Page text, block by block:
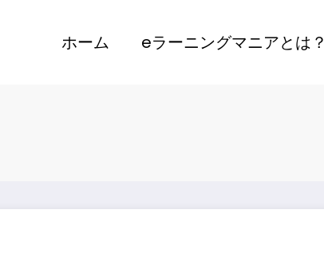
ホーム eラーニングマニアとは？